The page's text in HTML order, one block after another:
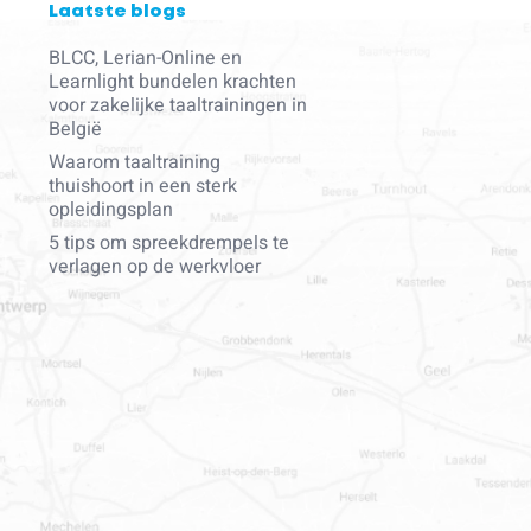
Laatste blogs
BLCC, Lerian-Online en
Learnlight bundelen krachten
voor zakelijke taaltrainingen in
België
Waarom taaltraining
thuishoort in een sterk
opleidingsplan
5 tips om spreekdrempels te
verlagen op de werkvloer